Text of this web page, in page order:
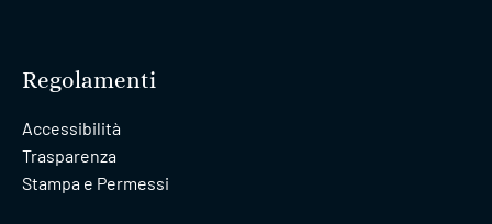
Regolamenti
Accessibilità
Trasparenza
Stampa e Permessi